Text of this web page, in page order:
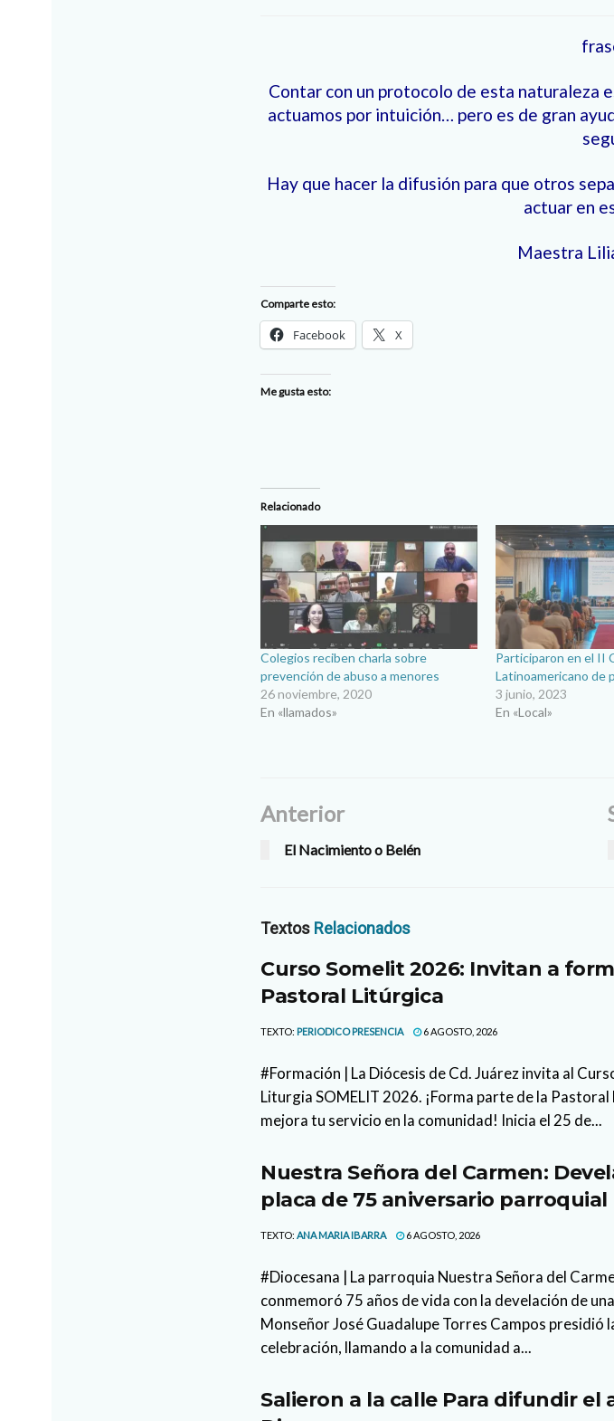
Contar con un protocolo de esta naturaleza
actuamos por intuición… pero es de gran
Hay que hacer la difusión para que otros
actuar en
Maestra
Comparte esto:
Facebook X
Me gusta esto:
Relacionado
Colegios reciben charla sobre
prevención de abuso a menores
26 noviembre, 2020
En «llamados»
Participaron en el II
Latinoamericano de
3 junio, 2023
En «Local»
Anterior
El Nacimiento o Belén
Textos Relacionados
Curso Somelit 2026: Invitan a
Pastoral Litúrgica
TEXTO: PERIODICO PRESENCIA 6 AGOSTO, 2026
#Formación | La Diócesis de Cd. Juárez invita al
Liturgia SOMELIT 2026. ¡Forma parte de la
mejora tu servicio en la comunidad! Inicia el 25 de...
Nuestra Señora del Carmen:
placa de 75 aniversario parroquial
TEXTO: ANA MARIA IBARRA 6 AGOSTO, 2026
#Diocesana | La parroquia Nuestra Señora del
conmemoró 75 años de vida con la develación de
Monseñor José Guadalupe Torres Campos presidió
celebración, llamando a la comunidad a...
Salieron a la calle Para difundir el